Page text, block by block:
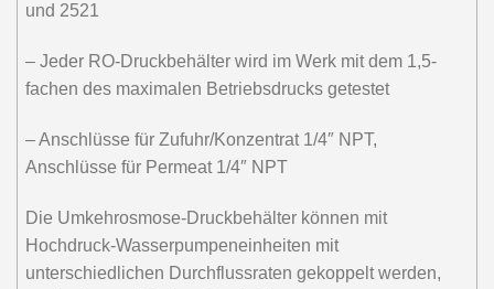
und 2521
– Jeder RO-Druckbehälter wird im Werk mit dem 1,5-
fachen des maximalen Betriebsdrucks getestet
– Anschlüsse für Zufuhr/Konzentrat 1/4″ NPT,
Anschlüsse für Permeat 1/4″ NPT
Die Umkehrosmose-Druckbehälter können mit
Hochdruck-Wasserpumpeneinheiten mit
unterschiedlichen Durchflussraten gekoppelt werden,